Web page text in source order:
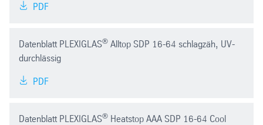
PDF
Datenblatt PLEXIGLAS® Alltop SDP 16-64 schlagzäh, UV-
durchlässig
PDF
Datenblatt PLEXIGLAS® Heatstop AAA SDP 16-64 Cool